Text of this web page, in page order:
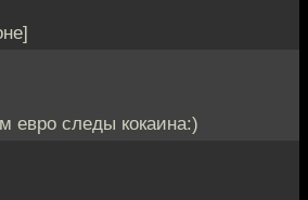
евро следы кокаина:)